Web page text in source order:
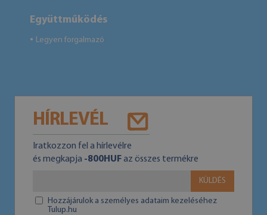
Együttműködés
● Legyen forgalmazó
HÍRLEVÉL
Iratkozzon fel a hírlevélre
és megkapja -800HUFaz összes termékre
KÜLDÉS
Hozzájárulok a személyes adataim kezeléséhez
Tulup.hu